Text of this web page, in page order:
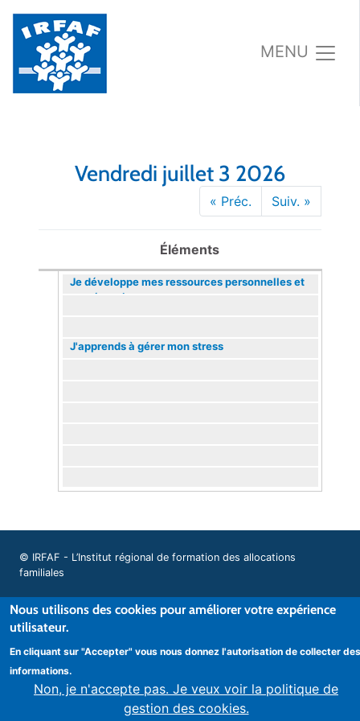
MENU
Vendredi juillet 3 2026
« Préc. Suiv. »
Éléments
Je développe mes ressources personnelles et
mon énergie
J'apprends à gérer mon stress
© IRFAF - L’Institut régional de formation des allocations
familiales
Nous utilisons des cookies pour améliorer votre expérience
utilisateur.
En cliquant sur "Accepter" vous nous donnez l'autorisation de collecter des
informations.
Non, je n'accepte pas. Je veux voir la politique de
gestion des cookies.